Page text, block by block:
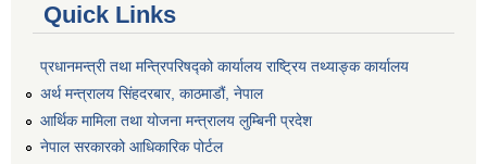
Quick Links
प्रधानमन्त्री तथा मन्त्रिपरिषद्को कार्यालय राष्ट्रिय तथ्याङ्क कार्यालय
अर्थ मन्त्रालय सिंहदरबार, काठमाडौं, नेपाल
आर्थिक मामिला तथा योजना मन्त्रालय लुम्बिनी प्रदेश
नेपाल सरकारको आधिकारिक पोर्टल